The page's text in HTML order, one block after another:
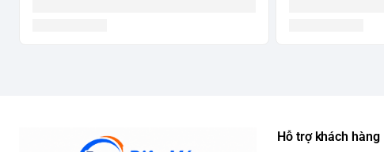
Hỗ trợ khách hàng